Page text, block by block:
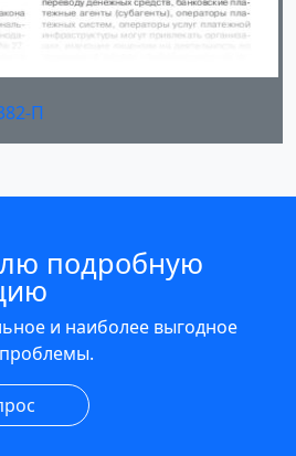
П
подробную
и наиболее выгодное